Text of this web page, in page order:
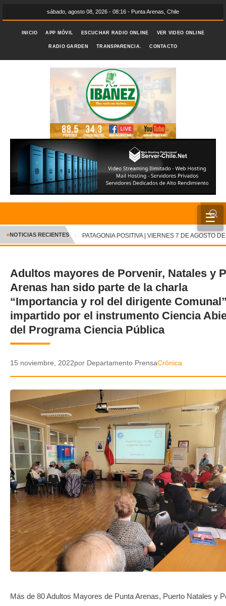
sábado, agosto 08, 2026 - 08:16 - Punta Arenas, Chile
INICIO APP MÓVIL ESCUCHAR RADIO ONLINE VER VIDEO ONLINE
RADIO GARDEN TRANSPARENCIA. CONTACTO
☰
INICIO
CRÓNICA
DEPORTES
ENTRETENIMIENTO Y CULTURA
POLICIAL
POLÍTICA
AUDIOS
VIDEOS
GALERIA DE FOTOS
APP MÓVIL
TRANSPARENCIA
✕
●NOTICIAS RECIENTES PATAGONIA POSITIVA | VIERNES 7 DE AGOSTO DE
Adultos mayores de Porvenir, Natales y
Arenas han sido parte de la charla
“Importancia y rol del dirigente
impartido por el instrumento Ciencia
del Programa Ciencia Pública
15 noviembre, 2022por Departamento PrensaCrónica
Más de 80 Adultos Mayores de Punta Arenas, Puerto Natales y